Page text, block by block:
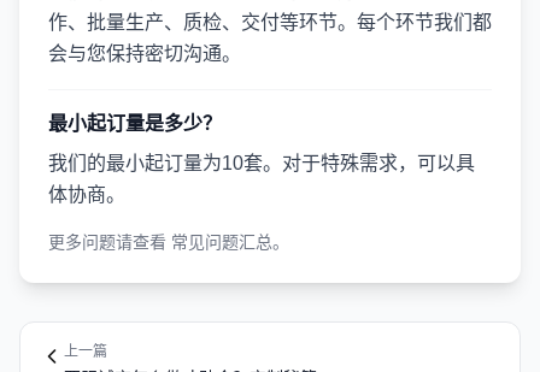
作、批量生产、质检、交付等环节。每个环节我们都
会与您保持密切沟通。
最小起订量是多少？
我们的最小起订量为10套。对于特殊需求，可以具
体协商。
更多问题请查看 常见问题汇总。
上一篇